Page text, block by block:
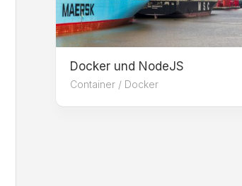
Konzepte
REST
Angular
RxJS
JavaScript
Container
Docker und NodeJS
Container / Docker